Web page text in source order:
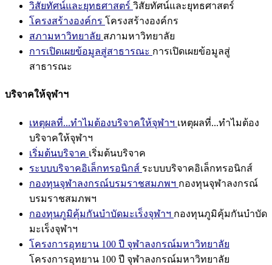
วิสัยทัศน์และยุทธศาสตร์ วิสัยทัศน์และยุทธศาสตร์
โครงสร้างองค์กร โครงสร้างองค์กร
สภามหาวิทยาลัย สภามหาวิทยาลัย
การเปิดเผยข้อมูลสู่สาธารณะ การเปิดเผยข้อมูลสู่
สาธารณะ
บริจาคให้จุฬาฯ
เหตุผลที่...ทำไมต้องบริจาคให้จุฬาฯ เหตุผลที่...ทำไมต้อง
บริจาคให้จุฬาฯ
เริ่มต้นบริจาค เริ่มต้นบริจาค
ระบบบริจาคอิเล็กทรอนิกส์ ระบบบริจาคอิเล็กทรอนิกส์
กองทุนจุฬาลงกรณ์บรมราชสมภพฯ กองทุนจุฬาลงกรณ์
บรมราชสมภพฯ
กองทุนภูมิคุ้มกันบำบัดมะเร็งจุฬาฯ กองทุนภูมิคุ้มกันบำบัด
มะเร็งจุฬาฯ
โครงการอุทยาน 100 ปี จุฬาลงกรณ์มหาวิทยาลัย
โครงการอุทยาน 100 ปี จุฬาลงกรณ์มหาวิทยาลัย